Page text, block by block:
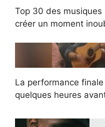
Top 30 des musiques
créer un moment
La performance
quelques heures